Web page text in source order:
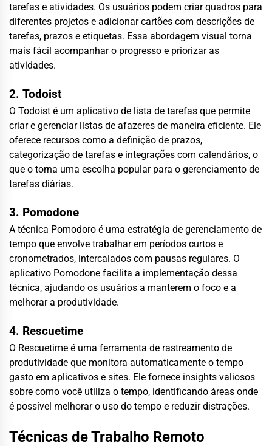
tarefas e atividades. Os usuários podem criar quadros para
diferentes projetos e adicionar cartões com descrições de
tarefas, prazos e etiquetas. Essa abordagem visual torna
mais fácil acompanhar o progresso e priorizar as
atividades.
2. Todoist
O Todoist é um aplicativo de lista de tarefas que permite
criar e gerenciar listas de afazeres de maneira eficiente. Ele
oferece recursos como a definição de prazos,
categorização de tarefas e integrações com calendários, o
que o torna uma escolha popular para o gerenciamento de
tarefas diárias.
3. Pomodone
A técnica Pomodoro é uma estratégia de gerenciamento de
tempo que envolve trabalhar em períodos curtos e
cronometrados, intercalados com pausas regulares. O
aplicativo Pomodone facilita a implementação dessa
técnica, ajudando os usuários a manterem o foco e a
melhorar a produtividade.
4. Rescuetime
O Rescuetime é uma ferramenta de rastreamento de
produtividade que monitora automaticamente o tempo
gasto em aplicativos e sites. Ele fornece insights valiosos
sobre como você utiliza o tempo, identificando áreas onde
é possível melhorar o uso do tempo e reduzir distrações.
Técnicas de Trabalho Remoto